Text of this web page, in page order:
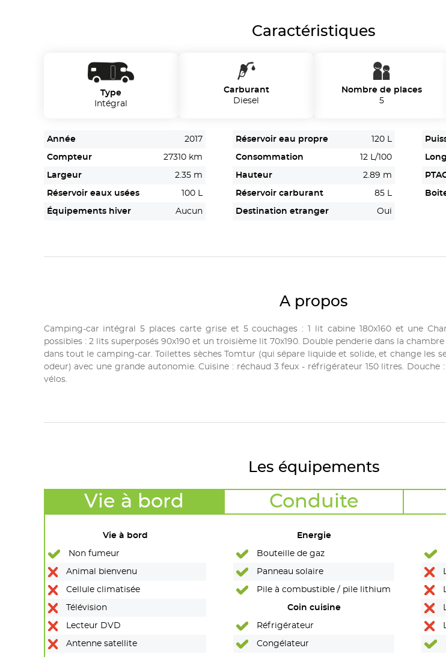
Caractéristiques
Type
Intégral
Carburant
Diesel
Nombre de places
5
Année 2017 Réservoir eau propre 120 L
Compteur 27310 km Consommation 12 L/100
Largeur 2.35 m Hauteur 2.89 m
Réservoir eaux usées 100 L Réservoir carburant 85 L
Équipements hiver Aucun Destination etranger Oui
A propos
Camping-car intégral 5 places carte grise et 5 couchages : 1 lit cabine 180x160 et une
possibles : 2 lits superposés 90x190 et un troisième lit 70x190. Double penderie dans la
dans tout le camping-car. Toilettes sèches Tomtur (qui sépare liquide et solide, et change les
odeur) avec une grande autonomie. Cuisine : réchaud 3 feux - réfrigérateur 150 litres. Douche
vélos.
Les équipements
Vie à bord Conduite
Vie à bord
Non fumeur
Animal bienvenu
Cellule climatisée
Télévision
Lecteur DVD
Antenne satellite
Energie
Bouteille de gaz
Panneau solaire
Pile à combustible / pile lithium
Coin cuisine
Réfrigérateur
Congélateur